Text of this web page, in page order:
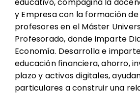
y Empresa con la formación
profesores en el Máster
Profesorado, donde imparte
Economía. Desarrolla e
educación financiera, ahorro,
plazo y activos digitales,
particulares a construir una